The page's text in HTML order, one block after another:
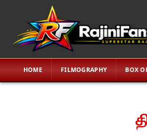
HOME FILMOGRAPHY BOX